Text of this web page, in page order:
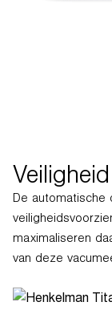
De automatische
maximaliseren
van deze